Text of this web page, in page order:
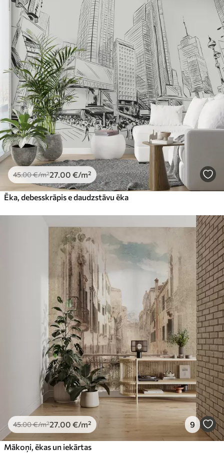
45.00€/m²27 .00 €/m²
Ēka, debesskrāpis e daudzstāvu ēka
45.00€/m²27 .00 €/m² 9
Mākoņi, ēkas un iekārtas